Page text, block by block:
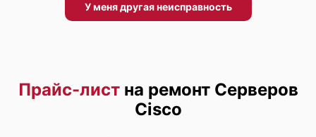
У меня другая неисправность
Прайс-листна ремонт Серверов
Cisco